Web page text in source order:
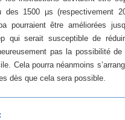
1500 µs (respectivement
pourraient être améliorées
qui serait susceptible de
pas la possibilité
Cela pourra néanmoins
dès que cela sera possible.